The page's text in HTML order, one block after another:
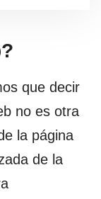
que decir
no es otra
la página
de la